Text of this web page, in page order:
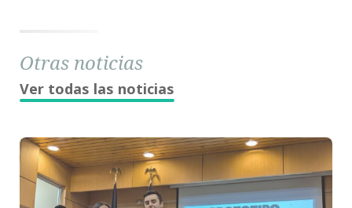
Otras noticias
Ver todas las noticias